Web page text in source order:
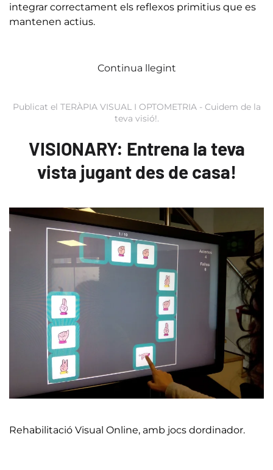
integrar correctament els reflexos primitius que es
mantenen actius.
Continua llegint
Publicat el TERÀPIA VISUAL I OPTOMETRIA - Cuidem de la
teva visió!.
VISIONARY: Entrena la teva
vista jugant des de casa!
Rehabilitació Visual Online, amb jocs dordinador.